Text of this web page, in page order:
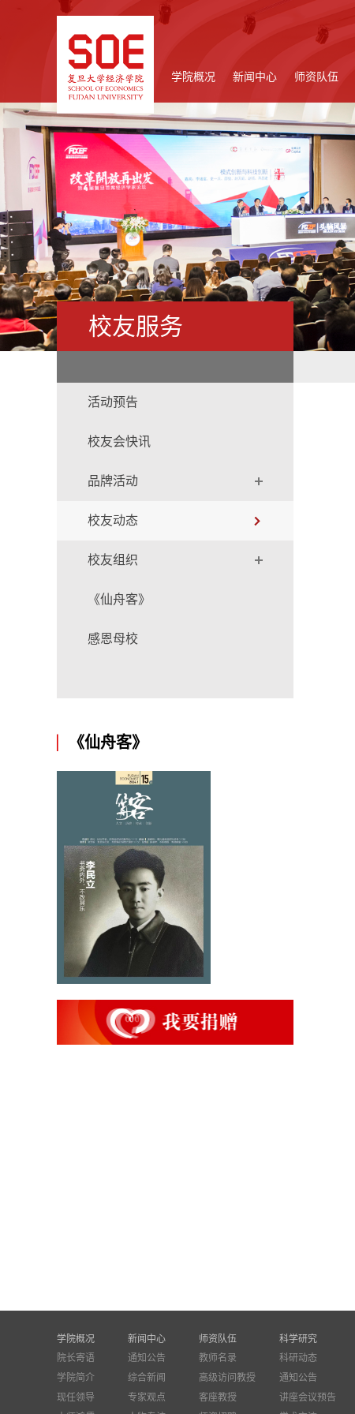
学院概况 新闻中心 师资队伍
校友服务
活动预告
校友会快讯
品牌活动
校友动态
校友组织
《仙舟客》
感恩母校
《仙舟客》
学院概况
院长寄语
学院简介
现任领导
新闻中心
通知公告
综合新闻
专家观点
师资队伍
教师名录
高级访问教授
客座教授
科学研究
科研动态
通知公告
讲座会议预告